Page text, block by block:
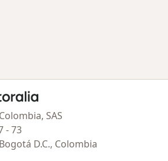
de inicio
SAS
- 73
D.C., Colombia